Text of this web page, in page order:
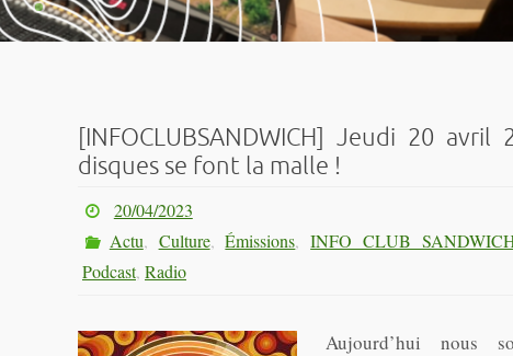
[INFOCLUBSANDWICH] Jeudi 20
disques se font la malle !
20/04/2023
Actu, Culture,Émissions,INFO CLUB
Podcast, Radio
Aujourd’hui nous